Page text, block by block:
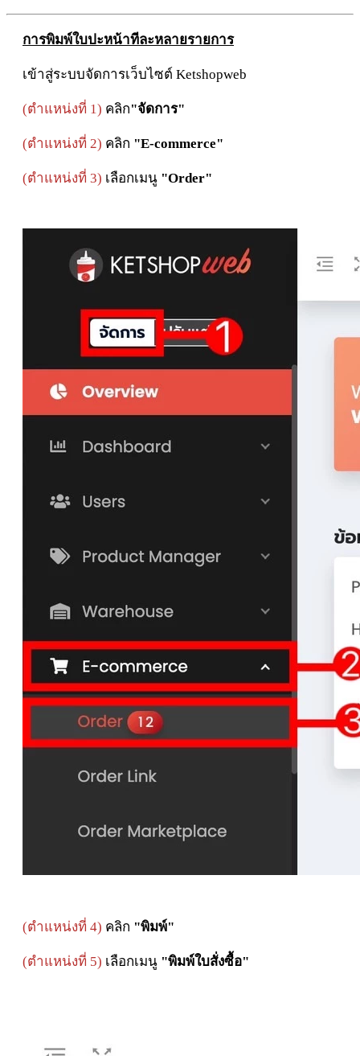
การพิมพ์ใบปะหน้าทีละหลายรายการ
เข้าสู่ระบบจัดการเว็บไซต์ Ketshopweb
(ตำแหน่งที่ 1) คลิก"จัดการ"
(ตำแหน่งที่ 2) คลิก "E-commerce"
(ตำแหน่งที่ 3) เลือกเมนู "Order"
(ตำแหน่งที่ 4) คลิก "พิมพ์"
(ตำแหน่งที่ 5) เลือกเมนู "พิมพ์ใบสั่งซื้อ"